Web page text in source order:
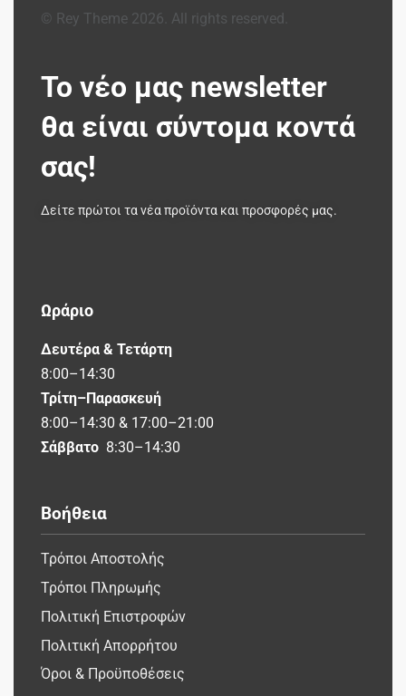
© Rey Theme 2026. All rights reserved.
Το νέο μας newsletter
θα είναι σύντομα κοντά
σας!
Δείτε πρώτοι τα νέα προϊόντα και προσφορές μας.
Ωράριο
Δευτέρα & Τετάρτη
8:00–14:30
Τρίτη–Παρασκευή
8:00–14:30 & 17:00–21:00
Σάββατο 8:30–14:30
Βοήθεια
Τρόποι Αποστολής
Τρόποι Πληρωμής
Πολιτική Επιστροφών
Πολιτική Απορρήτου
Όροι & Προϋποθέσεις